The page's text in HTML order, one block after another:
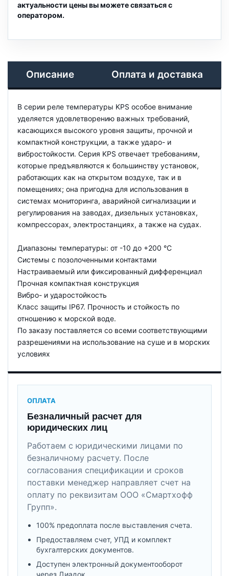
актуальности цены вы можете связаться с
оператором.
Описание Оплата и доставка
В серии реле температуры KPS особое внимание
уделяется удовлетворению важных требований,
касающихся высокого уровня защиты, прочной и
компактной конструкции, а также ударо- и
вибростойкости. Серия KPS отвечает требованиям,
которые предъявляются к большинству установок,
работающих как на открытом воздухе, так и в
помещениях; она пригодна для использования в
системах мониторинга, аварийной сигнализации и
регулирования на заводах, дизельных установках,
компрессорах, электростанциях, а также на судах.
Диапазоны температуры: от -10 до +200 °С
Системы с позолоченными контактами
Настраиваемый или фиксированный дифференциал
Прочная компактная конструкция
Вибро- и ударостойкость
Класс защиты IP67. Прочность и стойкость по
отношению к морской воде.
По заказу поставляется со всеми соответствующими
разрешениями на использование на суше и в морских
условиях
ОПЛАТА
Безналичный расчет для
юридических лиц
Работаем с юридическими лицами по
безналичному расчету. После
согласования спецификации и сроков
поставки менеджер направляет счет на
оплату по реквизитам ООО «Смартхофф
Групп».
100% предоплата после выставления счета.
Предоставляем счет, УПД и комплект
бухгалтерских документов.
Доступен электронный документооборот
через Диадок.